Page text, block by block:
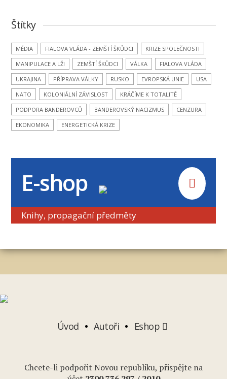
Štítky
MÉDIA FIALOVA VLÁDA - ZEMŠTÍ ŠKŮDCI
KRIZE SPOLEČNOSTI
MANIPULACE A LŽI
ZEMŠTÍ ŠKŮDCI VÁLKA
FIALOVA VLÁDA
UKRAJINA
PŘÍPRAVA VÁLKY RUSKO EVROPSKÁ UNIE
USA
NATO
KOLONIÁLNÍ ZÁVISLOST
KRÁČÍME K TOTALITĚ
PODPORA BANDEROVCŮ
BANDEROVSKÝ NACIZMUS
CENZURA
EKONOMIKA
ENERGETICKÁ KRIZE
E-shop
Knihy, propagační předměty
Úvod Autoři Eshop
Chcete-li podpořit Novou republiku, přispějte na